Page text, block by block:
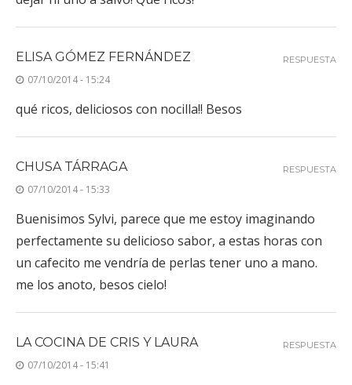
ELISA GÓMEZ FERNÁNDEZ
07/10/2014 - 15:24
qué ricos, deliciosos con nocilla!! Besos
RESPUESTA
CHUSA TÁRRAGA
07/10/2014 - 15:33
Buenisimos Sylvi, parece que me estoy imaginando
perfectamente su delicioso sabor, a estas horas con
un cafecito me vendría de perlas tener uno a mano.
me los anoto, besos cielo!
RESPUESTA
LA COCINA DE CRIS Y LAURA
07/10/2014 - 15:41
RESPUESTA